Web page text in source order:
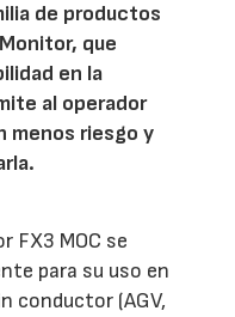
de productos
que
en la
al operador
menos riesgo y
FX3 MOC se
para su uso en
conductor (AGV,